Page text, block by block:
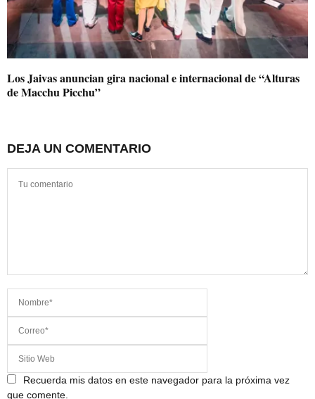
Los Jaivas anuncian gira nacional e internacional de “Alturas
de Macchu Picchu”
DEJA UN COMENTARIO
Recuerda mis datos en este navegador para la próxima vez
que comente.